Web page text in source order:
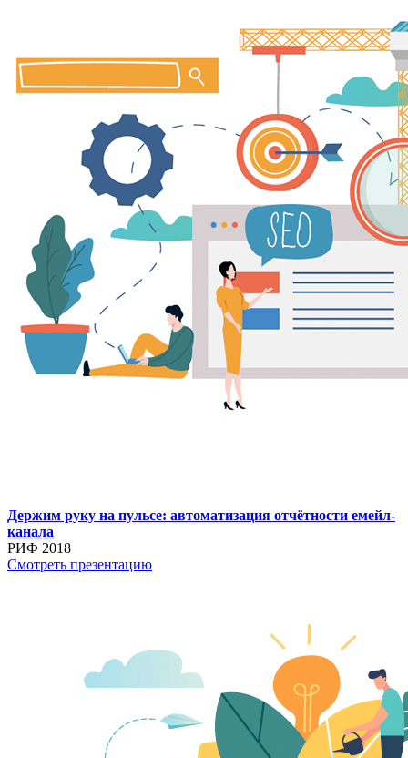
Держим руку на пульсе: автоматизация отчётности емейл-
канала
РИФ 2018
Смотреть презентацию